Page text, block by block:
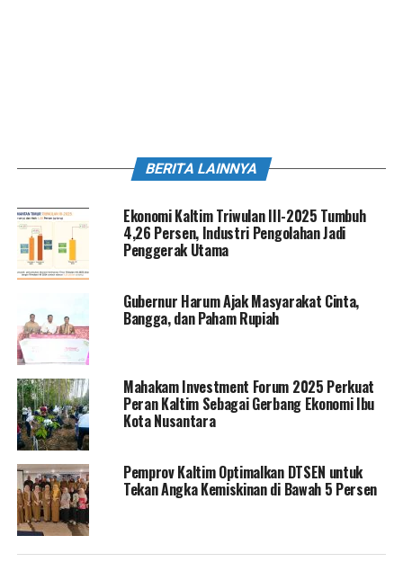
BERITA LAINNYA
Ekonomi Kaltim Triwulan III-2025 Tumbuh
4,26 Persen, Industri Pengolahan Jadi
Penggerak Utama
Gubernur Harum Ajak Masyarakat Cinta,
Bangga, dan Paham Rupiah
Mahakam Investment Forum 2025 Perkuat
Peran Kaltim Sebagai Gerbang Ekonomi Ibu
Kota Nusantara
Pemprov Kaltim Optimalkan DTSEN untuk
Tekan Angka Kemiskinan di Bawah 5 Persen